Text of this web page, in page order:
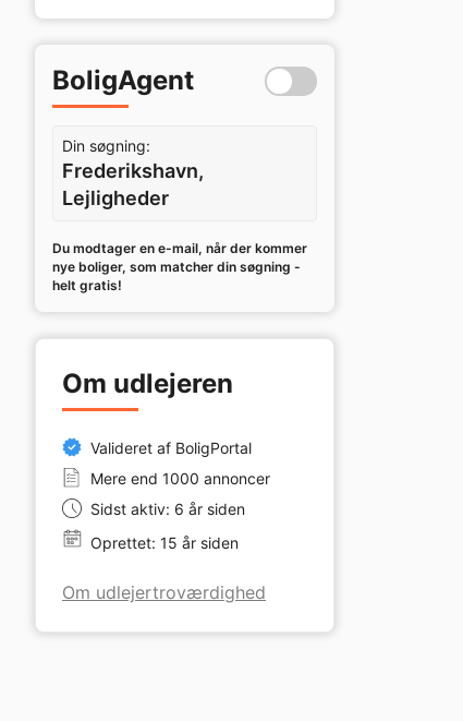
BoligAgent
Din søgning:
Frederikshavn,
Lejligheder
Du modtager en e-mail, når der kommer
nye boliger, som matcher din søgning -
helt gratis!
Om udlejeren
Valideret af BoligPortal
Mere end 1000 annoncer
Sidst aktiv: 6 år siden
Oprettet: 15 år siden
Om udlejertroværdighed